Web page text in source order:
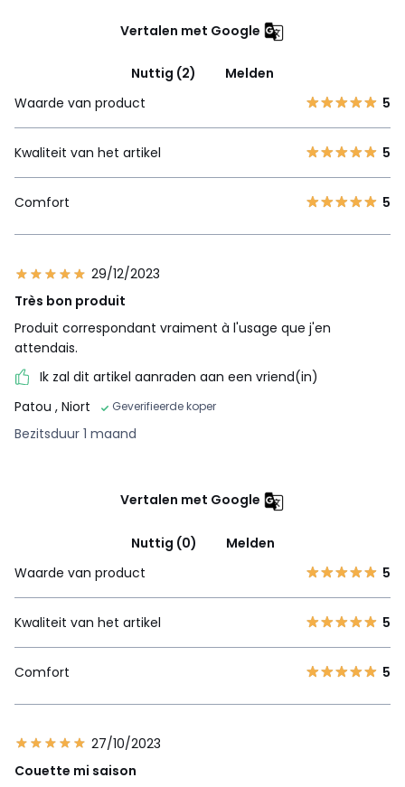
Vertalen met Google
Nuttig (2)
Melden
Waarde van product
5
Kwaliteit van het artikel 5
Comfort 5
29/12/2023
Très bon produit
Produit correspondant vraiment à l'usage que j'en
attendais.
Ik zal dit artikel aanraden aan een vriend(in)
Patou , Niort Geverifieerde koper
Bezitsduur 1 maand
Vertalen met Google
Nuttig (0)
Melden
Waarde van product
5
Kwaliteit van het artikel 5
Comfort 5
27/10/2023
Couette mi saison